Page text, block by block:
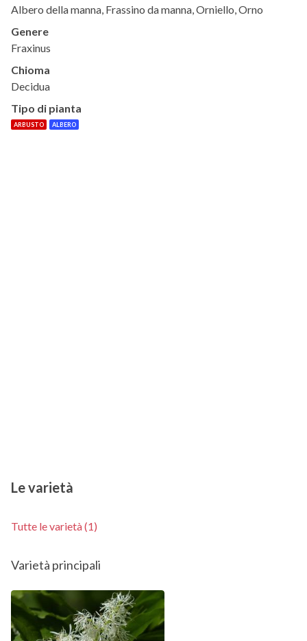
Albero della manna, Frassino da manna, Orniello, Orno
Genere
Fraxinus
Chioma
Decidua
Tipo di pianta
ARBUSTO ALBERO
Le varietà
Tutte le varietà (1)
Varietà principali